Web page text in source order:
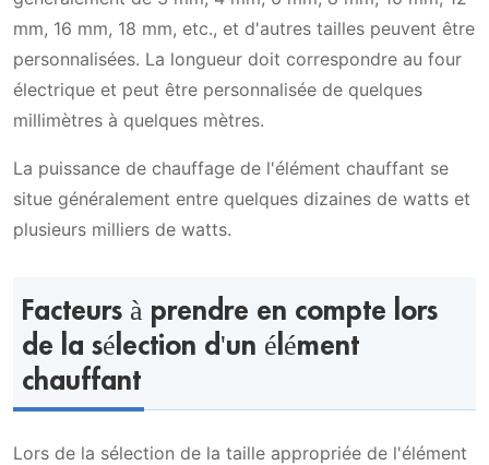
mm, 16 mm, 18 mm, etc., et d'autres tailles peuvent être
personnalisées. La longueur doit correspondre au four
électrique et peut être personnalisée de quelques
millimètres à quelques mètres.
La puissance de chauffage de l'élément chauffant se
situe généralement entre quelques dizaines de watts et
plusieurs milliers de watts.
Facteurs à prendre en compte lors
de la sélection d'un élément
chauffant
Lors de la sélection de la taille appropriée de l'élément